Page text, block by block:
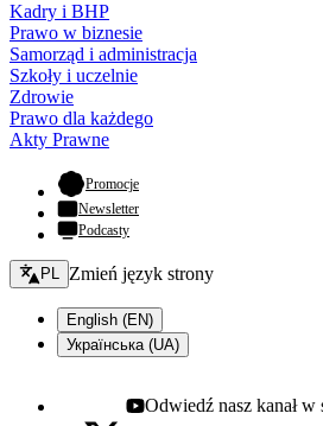
Kadry i BHP
Prawo w biznesie
Samorząd i administracja
Szkoły i uczelnie
Zdrowie
Prawo dla każdego
Akty Prawne
Promocje- otwiera się w nowej karcie
Newsletter
Podcasty
Zmień język - bieżący:
PL Zmień język strony
English (EN)
Українська (UA)
Youtube - otwiera się w nowej
Odwiedź nasz kanał w